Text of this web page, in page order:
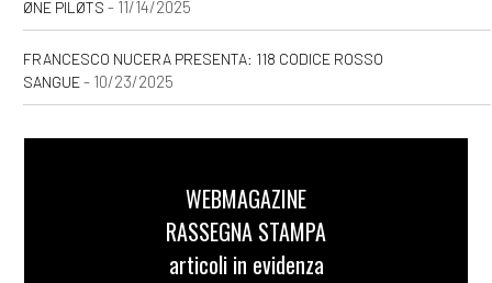
ØNE PILØTS - 11/14/2025
FRANCESCO NUCERA PRESENTA: 118 CODICE ROSSO
SANGUE- 10/23/2025
WEBMAGAZINE
RASSEGNA STAMPA
articoli in evidenza